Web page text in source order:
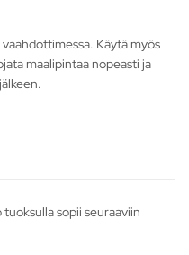
Käytä myös
maalipintaa nopeasti ja
sopii seuraaviin